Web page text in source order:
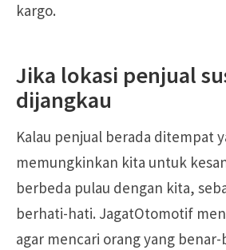
kargo.
Jika lokasi penjual
dijangkau
Kalau penjual berada ditempat
memungkinkan kita untuk
berbeda pulau dengan kita,
berhati-hati. JagatOtomotif
agar mencari orang yang benar-